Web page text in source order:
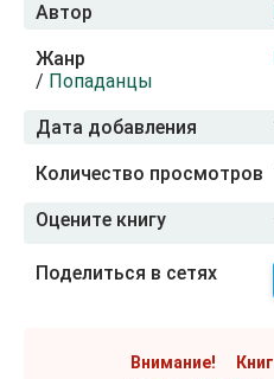
Автор
Жанр
/ Попаданцы
Дата добавления
Количество просмотров
Оцените книгу
Поделиться в сетях
Внимание!